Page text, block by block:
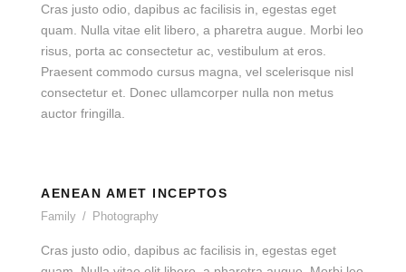
Cras justo odio, dapibus ac facilisis in, egestas eget
quam. Nulla vitae elit libero, a pharetra augue. Morbi leo
risus, porta ac consectetur ac, vestibulum at eros.
Praesent commodo cursus magna, vel scelerisque nisl
consectetur et. Donec ullamcorper nulla non metus
auctor fringilla.
AENEAN AMET INCEPTOS
Family / Photography
Cras justo odio, dapibus ac facilisis in, egestas eget